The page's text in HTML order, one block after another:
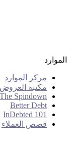
الموارد
مركز الموارد
مكتبة العروض
The Spindown
Better Debt
InDebted 101
قصص العملاء